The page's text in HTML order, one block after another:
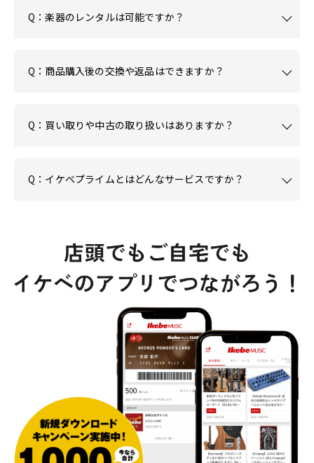
Q：楽器のレンタルは可能ですか？
Q：商品購入後の交換や返品はできますか？
Q：買い取りや中古の取り扱いはありますか？
Q：イケベプライムとはどんなサービスですか？